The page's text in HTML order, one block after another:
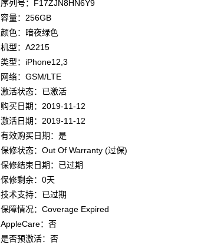
序列号：F17ZJN8HN6Y9
容量：256GB
颜色：暗夜绿色
机型：A2215
类型：iPhone12,3
网络：GSM/LTE
激活状态：已激活
购买日期：2019-11-12
激活日期：2019-11-12
有效购买日期：是
保修状态：Out Of Warranty (过保)
保修结束日期：已过期
保修剩余：0天
技术支持：已过期
保障情况：Coverage Expired
AppleCare：否
是否预激活：否